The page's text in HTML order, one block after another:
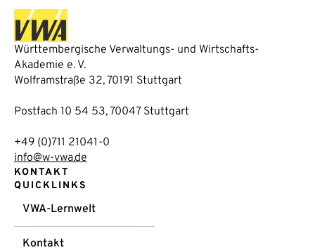
Württembergische Verwaltungs- und Wirtschafts-
Akademie e. V.
Wolframstraße 32, 70191 Stuttgart
Postfach 10 54 53, 70047 Stuttgart
+49 (0)711 21041-0
info@w-vwa.de
KONTAKT
QUICKLINKS
VWA-Lernwelt
Kontakt